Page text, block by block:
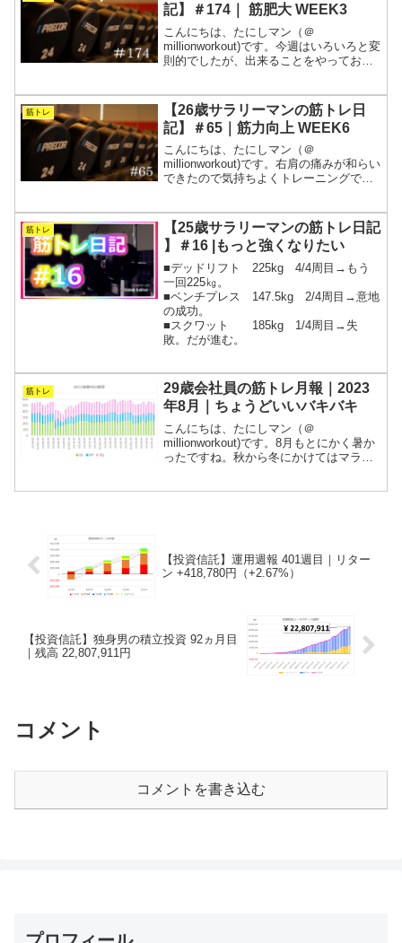
記】＃174｜ 筋肥大 WEEK3
こんにちは、たにしマン（＠
millionworkout)です。今週はいろいろと変
則的でしたが、出来ることをやっておき
に感覚を掴みたいです。本格的に寒いの
で、ここで続けら...
筋トレ
【26歳サラリーマンの筋トレ日
記】＃65｜筋力向上 WEEK6
こんにちは、たにしマン（＠
millionworkout)です。右肩の痛みが和らい
できたので気持ちよくトレーニングでき
疲労がたまる前にMAX測定という名の休
養日をいれても...
筋トレ
【25歳サラリーマンの筋トレ日記
】＃16 |もっと強くなりたい
■デッドリフト 225kg 4/4周目→もう
一回225㎏。
■ベンチプレス 147.5kg 2/4周目→意地
の成功。
■スクワット 185kg 1/4周目→失
敗。だが進む。
筋トレ
29歳会社員の筋トレ月報｜2023
年8月｜ちょうどいいバキバキ
こんにちは、たにしマン（＠
millionworkout)です。8月もとにかく暑か
ったですね。秋から冬にかけてはマラソ
【投資信託】運用週報 401週目｜リター
ン +418,780円（+2.67%）
【投資信託】独身男の積立投資 92ヵ月目
｜残高 22,807,911円
コメント
コメントを書き込む